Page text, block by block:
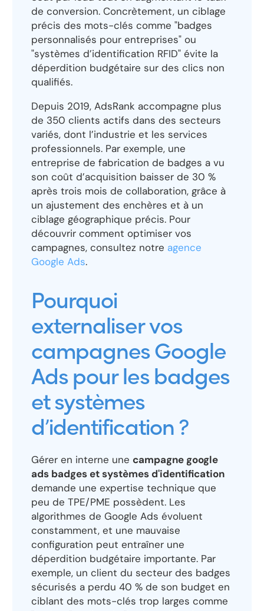
de conversion. Concrètement, un ciblage
précis des mots-clés comme "badges
personnalisés pour entreprises" ou
"systèmes d’identification RFID" évite la
déperdition budgétaire sur des clics non
qualifiés.
Depuis 2019, AdsRank accompagne plus
de 350 clients actifs dans des secteurs
variés, dont l’industrie et les services
professionnels. Par exemple, une
entreprise de fabrication de badges a vu
son coût d’acquisition baisser de 30 %
après trois mois de collaboration, grâce à
un ajustement des enchères et à un
ciblage géographique précis. Pour
découvrir comment optimiser vos
campagnes, consultez notre agence
Google Ads.
Pourquoi
externaliser vos
campagnes Google
Ads pour les badges
et systèmes
d’identification ?
Gérer en interne une campagne google
ads badges et systèmes d'identification
demande une expertise technique que
peu de TPE/PME possèdent. Les
algorithmes de Google Ads évoluent
constamment, et une mauvaise
configuration peut entraîner une
déperdition budgétaire importante. Par
exemple, un client du secteur des badges
sécurisés a perdu 40 % de son budget en
ciblant des mots-clés trop larges comme